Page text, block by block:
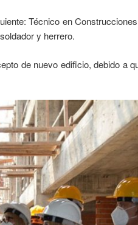
Técnico en
y herrero.
de nuevo edificio, debido a